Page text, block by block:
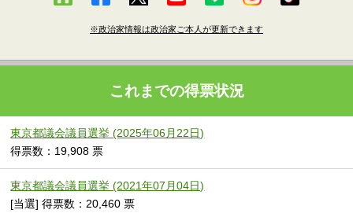
※政治家情報は政治家ご本人が更新できます
これまでの得票状況
東京都議会議員選挙 (2025年06月22日)
得票数：19,908 票
東京都議会議員選挙 (2021年07月04日)
[当選] 得票数：20,460 票